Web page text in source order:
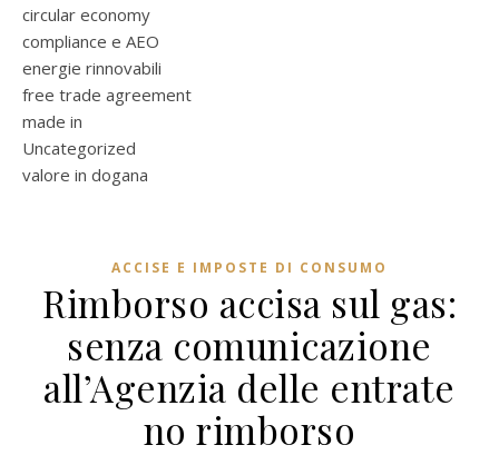
circular economy
compliance e AEO
energie rinnovabili
free trade agreement
made in
Uncategorized
valore in dogana
ACCISE E IMPOSTE DI CONSUMO
Rimborso accisa sul gas:
senza comunicazione
all’Agenzia delle entrate
no rimborso